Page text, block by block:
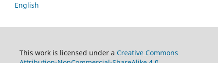
English
This work is licensed under a Creative Commons